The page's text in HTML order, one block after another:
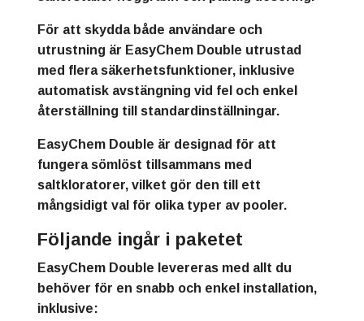
För att skydda både användare och
utrustning är EasyChem Double utrustad
med flera säkerhetsfunktioner, inklusive
automatisk avstängning vid fel och enkel
återställning till standardinställningar.
EasyChem Double är designad för att
fungera sömlöst tillsammans med
saltkloratorer, vilket gör den till ett
mångsidigt val för olika typer av pooler.
Följande ingår i paketet
EasyChem Double levereras med allt du
behöver för en snabb och enkel installation,
inklusive: